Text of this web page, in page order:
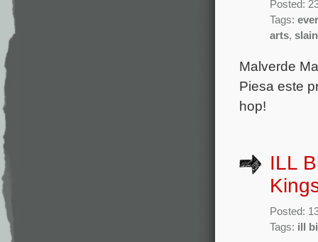
Posted:
Tags:
arts,
Malverde
Piesa este
hop!
ILL
Posted:
Tags: ill